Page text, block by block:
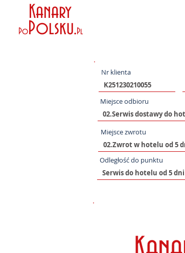
Kanary
PoPolsku.Pl
Nr klienta
Miejsce odbioru
Miejsce zwrotu
Odległość do punktu